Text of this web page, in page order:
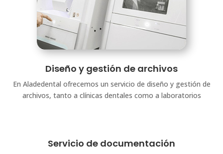
Diseño y gestión de archivos
En Aladedental ofrecemos un servicio de diseño y gestión de
archivos, tanto a clínicas dentales como a laboratorios
Servicio de documentación